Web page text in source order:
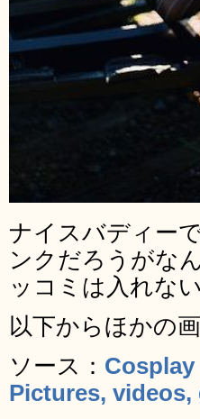
ナイスバディー
ンクだろうがな
ッコミは入れな
以下からほかの
ソース：
Pictures, videos,